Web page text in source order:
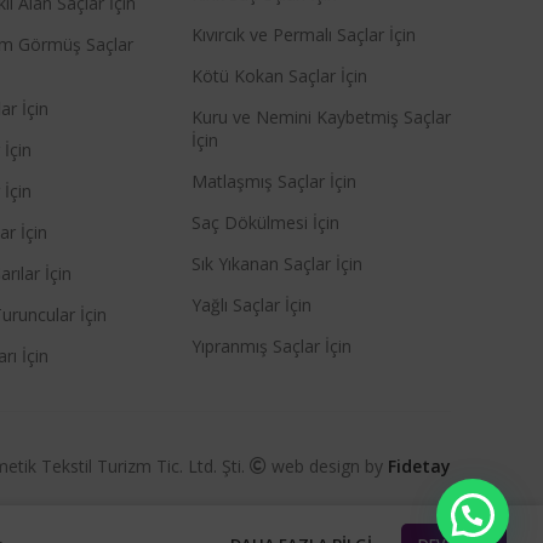
Görmüş Saçlar
İçin
İçin
İçin
İçin
İçin
İçin
İçin
Kıvırcık ve Permalı Saçlar İçin
Kötü Kokan Saçlar İçin
Kuru ve Nemini Kaybetmiş Saçlar
İçin
Matlaşmış Saçlar İçin
Saç Dökülmesi İçin
Sık Yıkanan Saçlar İçin
Yağlı Saçlar İçin
Yıpranmış Saçlar İçin
Tekstil Turizm Tic. Ltd. Şti. web design by Fidetay